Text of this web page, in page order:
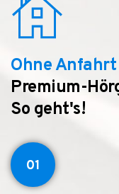
Ohne
Premium-
So geht's!
01